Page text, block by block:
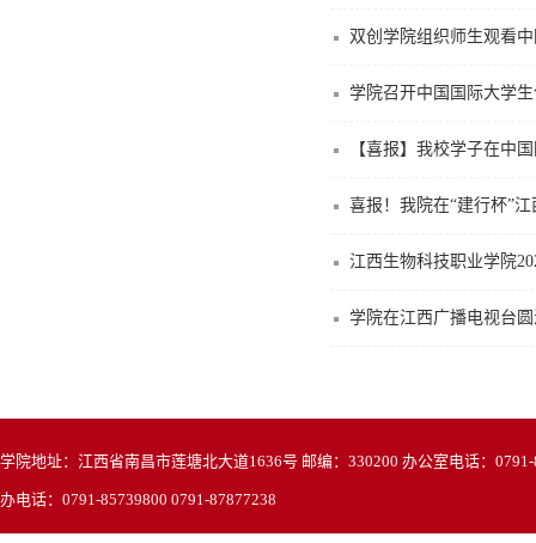
双创学院组织师生观看
学院召开中国国际大学
【喜报】我校学子在中
喜报！我院在“建行杯”
江西生物科技职业学院
学院在江西广播电视台
学院地址：江西省南昌市莲塘北大道1636号 邮编：330200 办公室电话：
办电话：0791-85739800 0791-87877238